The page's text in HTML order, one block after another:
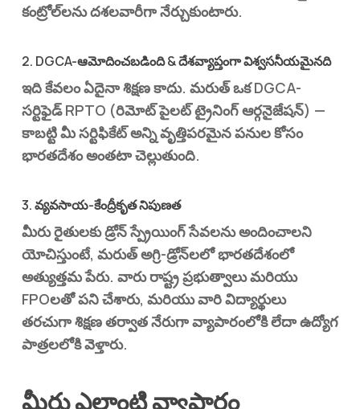
కంట్రోల్‌లను దశలవారీగా నేర్చుకుంటారు.
2. DGCA-ఆమోదించబడింది & దేశవ్యాప్తంగా విశ్వసనీయమైనది
ఇది కేవలం ఏదైనా శిక్షణ కాదు. మరుత్ ఒకDGCA-
సర్టిఫైడ్ RPTO (రిమోట్ పైలట్ ట్రైనింగ్ ఆర్గనైజేషన్) —
కాబట్టి మీ సర్టిఫికేట్ అన్ని వృత్తిపరమైన పనుల కోసం
భారతదేశం అంతటా చెల్లుతుంది.
3. వ్యవసాయ-కేంద్రీకృత నిపుణత
మీరు రైతులకు డ్రోన్ స్ప్రేయింగ్ సేవలను అందించాలని
యోచిస్తుంటే, మరుత్అగ్రి-డ్రోన్‌లలో భారతదేశంలో
అత్యుత్తమ పేరు. వారు రాష్ట్ర ప్రభుత్వాలు మరియు
FPOలతో పని చేశారు, మరియు వారి విద్యార్థులు
తరచుగా శిక్షణ తర్వాత నేరుగా వ్యాపారంలోకి లేదా ఉద్యోగ
పాత్రలలోకి వెళ్తారు.
మీరు ఎలాంటి వ్యాపారం